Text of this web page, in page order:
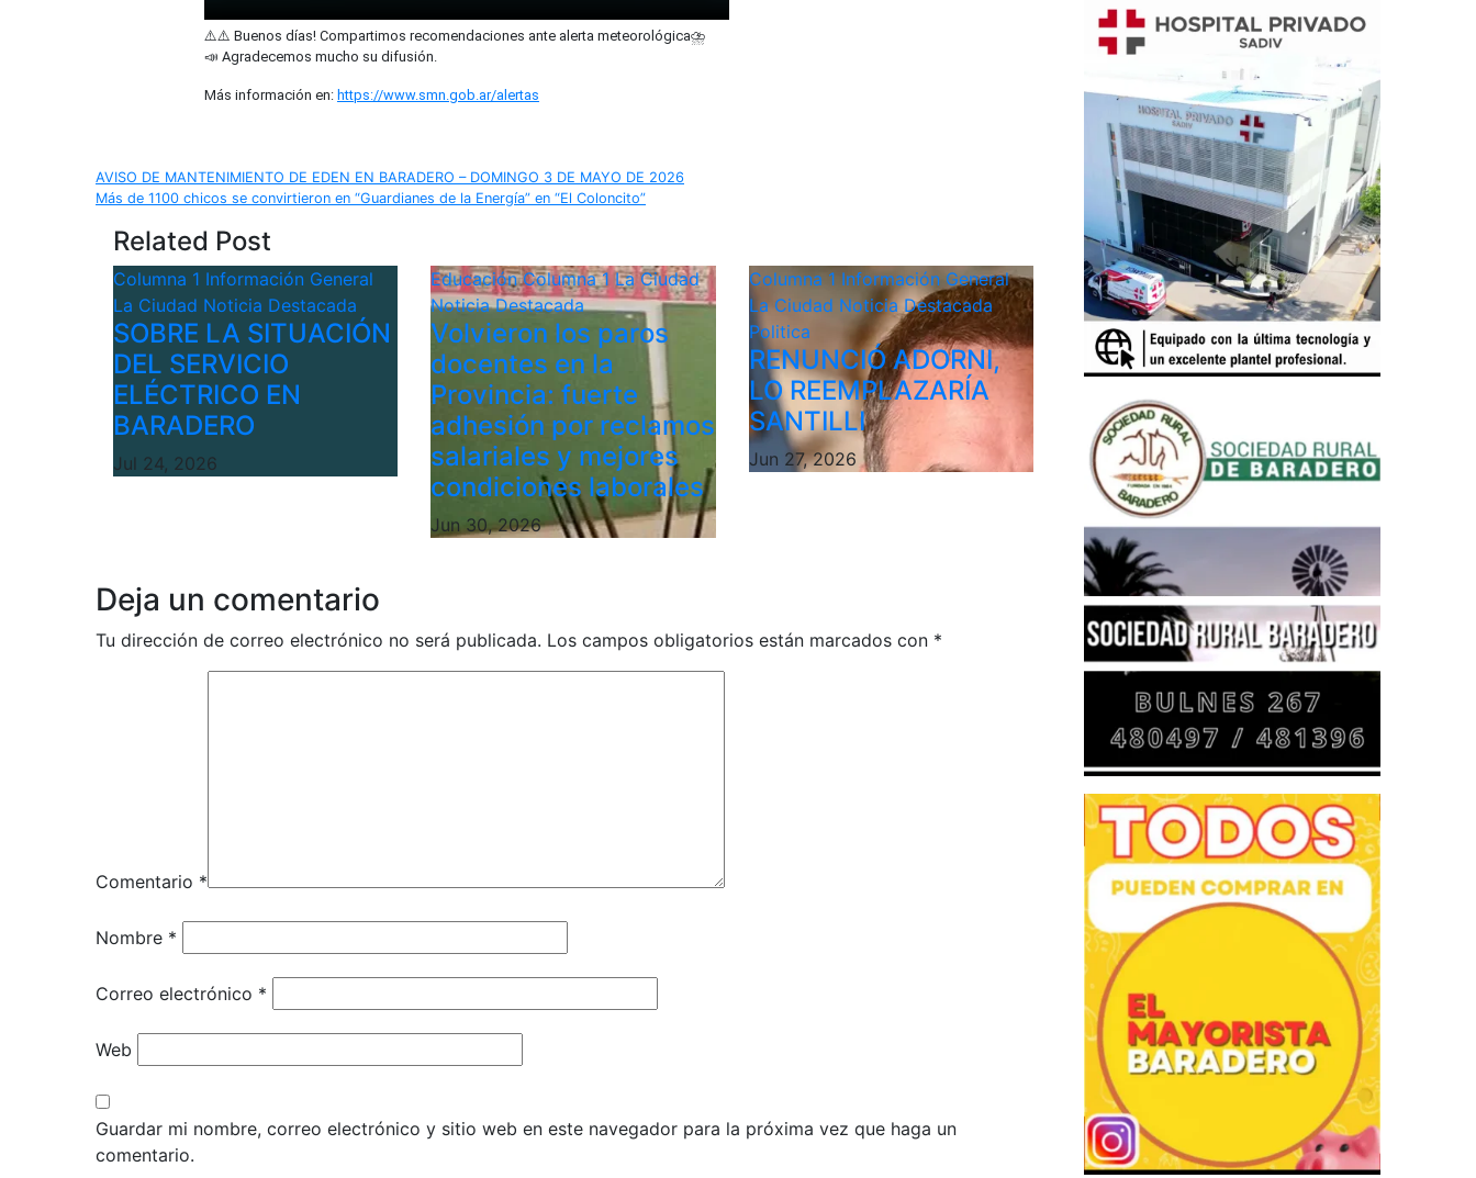
⚠️⚠️ Buenos días! Compartimos recomendaciones ante alerta meteorológica⛈️
📣 Agradecemos mucho su difusión.
Más información en: https://www.smn.gob.ar/alertas
Navegación
de
entradas
AVISO DE MANTENIMIENTO DE EDEN EN BARADERO – DOMINGO 3 DE MAYO DE 2026
Más de 1100 chicos se convirtieron en “Guardianes de la Energía” en “El Coloncito”
Related Post
Columna 1 Información General
La Ciudad Noticia Destacada
SOBRE LA SITUACIÓN
DEL SERVICIO
ELÉCTRICO EN
BARADERO
Jul 24, 2026
EducaciónColumna 1 La Ciudad
Noticia Destacada
Volvieron los paros
docentes en la
Provincia: fuerte
adhesión por reclamos
salariales y mejores
condiciones laborales
Jun 30, 2026
Columna 1 Información General
La Ciudad Noticia Destacada
Politica
RENUNCIÓ ADORNI,
LO REEMPLAZARÍA
SANTILLI
Jun 27, 2026
Deja un comentario
Tu dirección de correo electrónico no será publicada. Los campos obligatorios están marcados con *
Comentario *
Nombre *
Correo electrónico *
Web
Guardar mi nombre, correo electrónico y sitio web en este navegador para la próxima vez que haga un
comentario.